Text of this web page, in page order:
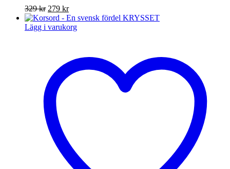
329kr Det
ursprungliga
priset
279 krDet
nuvarande
priset
Lägg i varukorg